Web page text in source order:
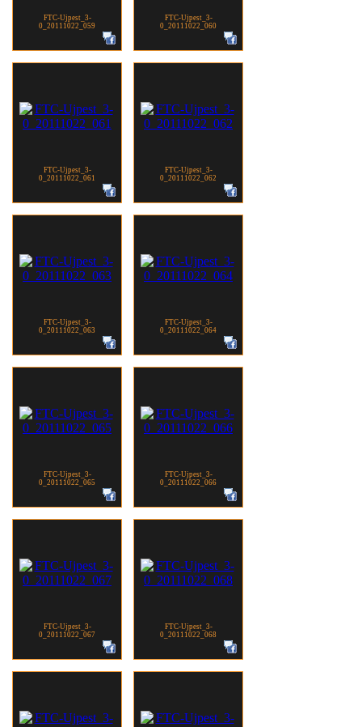
FTC-Ujpest_3-
0_20111022_059
FTC-Ujpest_3-
0_20111022_060
FTC-Ujpest_3-
0_20111022_061
FTC-Ujpest_3-
0_20111022_062
FTC-Ujpest_3-
0_20111022_063
FTC-Ujpest_3-
0_20111022_064
FTC-Ujpest_3-
0_20111022_065
FTC-Ujpest_3-
0_20111022_066
FTC-Ujpest_3-
0_20111022_067
FTC-Ujpest_3-
0_20111022_068